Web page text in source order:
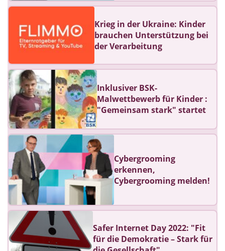
Krieg in der Ukraine: Kinder
brauchen Unterstützung bei
der Verarbeitung
Inklusiver BSK-
Malwettbewerb für Kinder :
"Gemeinsam stark" startet
Cybergrooming
erkennen,
Cybergrooming melden!
Safer Internet Day 2022: "Fit
für die Demokratie – Stark für